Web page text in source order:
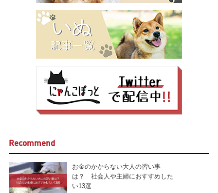
Recommend
お金のかからない大人の習い事
は？ 社会人や主婦におすすめした
い13選